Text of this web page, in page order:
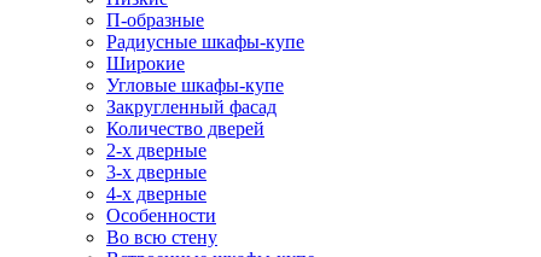
П-образные
Радиусные шкафы-купе
Широкие
Угловые шкафы-купе
Закругленный фасад
Количество дверей
2-х дверные
3-х дверные
4-х дверные
Особенности
Во всю стену